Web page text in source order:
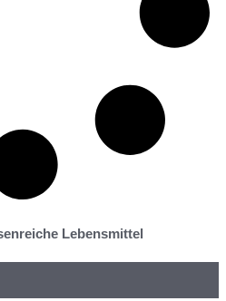
Lebensmittel